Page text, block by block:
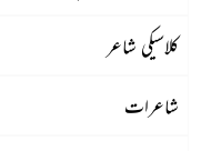
کلاسیکی شاعر
شاعرات